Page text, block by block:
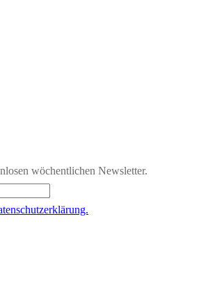
wöchentlichen Newsletter.